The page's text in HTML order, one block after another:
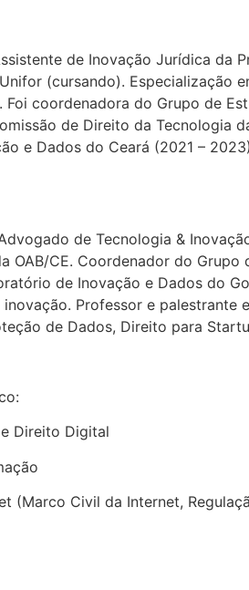
de Inovação Jurídica da
(cursando). Especialização
Foi coordenadora do Grupo de
de Direito da Tecnologia
e Dados do Ceará (2021 –
de Tecnologia &
OAB/CE. Coordenador do
de Inovação e Dados do
Professor e palestrante
de Dados, Direito para
Direito Digital
(Marco Civil da Internet,